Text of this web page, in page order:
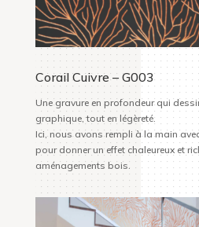
Corail Cuivre – G003
Une gravure en profondeur qui
graphique, tout en légèreté.
Ici, nous avons rempli à la main
pour donner un effet chaleureux et
aménagements bois.